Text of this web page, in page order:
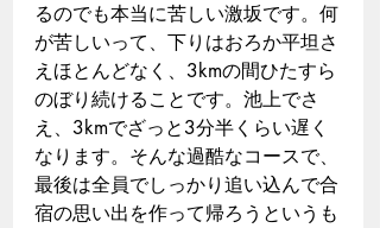
るのでも本当に苦しい激坂です。何
が苦しいって、下りはおろか平坦さ
えほとんどなく、3kmの間ひたすら
のぼり続けることです。池上でさ
え、3kmでざっと3分半くらい遅く
なります。そんな過酷なコースで、
最後は全員でしっかり追い込んで合
宿の思い出を作って帰ろうというも